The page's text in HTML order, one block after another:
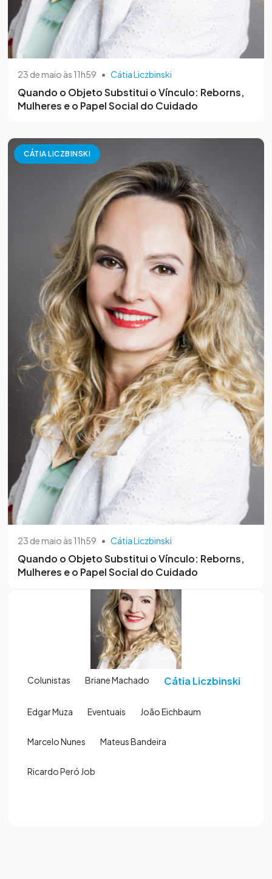
23 de maio às 11h59 • Cátia Liczbinski
Quando o Objeto Substitui o Vínculo: Reborns,
Mulheres e o Papel Social do Cuidado
CÁTIA LICZBINSKI
23 de maio às 11h59 • Cátia Liczbinski
Quando o Objeto Substitui o Vínculo: Reborns,
Mulheres e o Papel Social do Cuidado
Colunistas Briane Machado Cátia Liczbinski
Edgar Muza Eventuais João Eichbaum
Marcelo Nunes Mateus Bandeira
Ricardo Peró Job